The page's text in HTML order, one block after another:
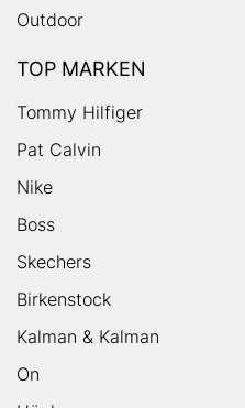
Outdoor
TOP MARKEN
Tommy Hilfiger
Pat Calvin
Nike
Boss
Skechers
Birkenstock
Kalman & Kalman
On